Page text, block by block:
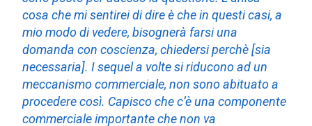
cosa che mi sentirei di dire è che in questi casi, a
mio modo di vedere, bisognerà farsi una
domanda con coscienza, chiedersi perchè [sia
necessaria]. I sequel a volte si riducono ad un
meccanismo commerciale, non sono abituato a
procedere così. Capisco che c’è una componente
commerciale importante che non va